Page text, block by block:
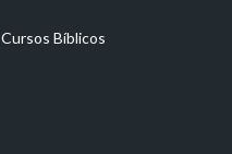
Cursos Bíblicos